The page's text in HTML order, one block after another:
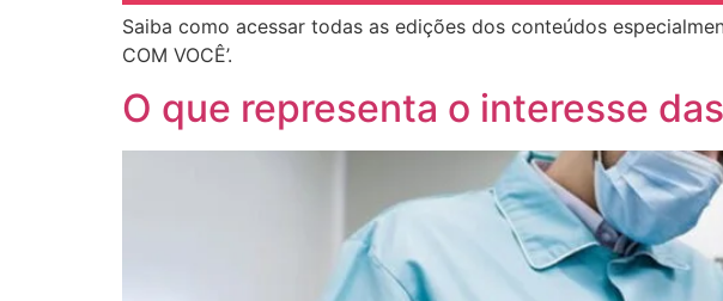
Saiba como acessar todas as edições dos conteúdos
COM VOCÊ’.
O que representa o interesse